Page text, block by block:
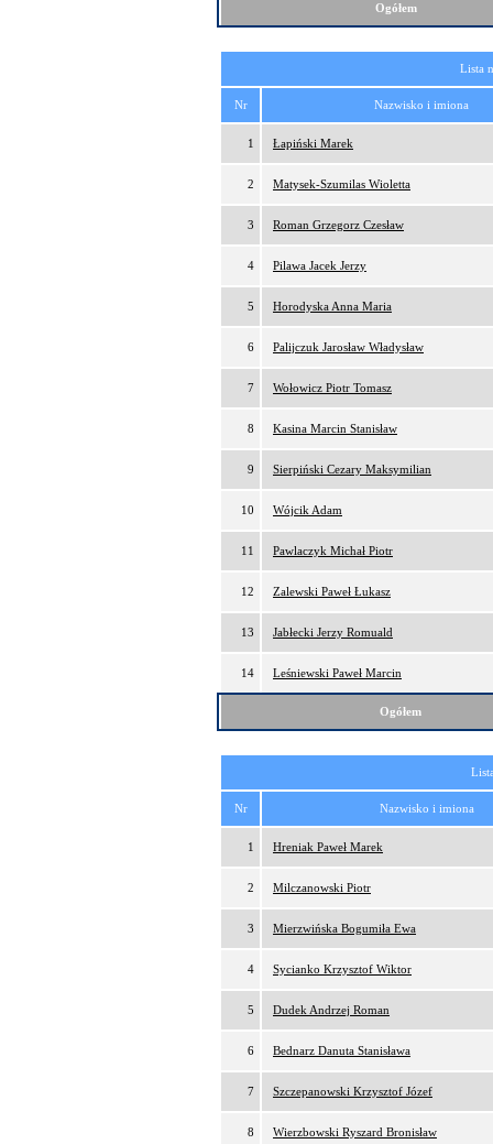
Ogółem
Lista
Nr Nazwisko i imiona
1 Łapiński Marek
2 Matysek-Szumilas Wioletta
3 Roman Grzegorz Czesław
4 Pilawa Jacek Jerzy
5 Horodyska Anna Maria
6 Palijczuk Jarosław Władysław
7 Wołowicz Piotr Tomasz
8 Kasina Marcin Stanisław
9 Sierpiński Cezary Maksymilian
10 Wójcik Adam
11 Pawlaczyk Michał Piotr
12 Zalewski Paweł Łukasz
13 Jabłecki Jerzy Romuald
14 Leśniewski Paweł Marcin
Ogółem
Nr Nazwisko i imiona
1 Hreniak Paweł Marek
2 Milczanowski Piotr
3 Mierzwińska Bogumiła Ewa
4 Sycianko Krzysztof Wiktor
5 Dudek Andrzej Roman
6 Bednarz Danuta Stanisława
7 Szczepanowski Krzysztof Józef
8 Wierzbowski Ryszard Bronisław